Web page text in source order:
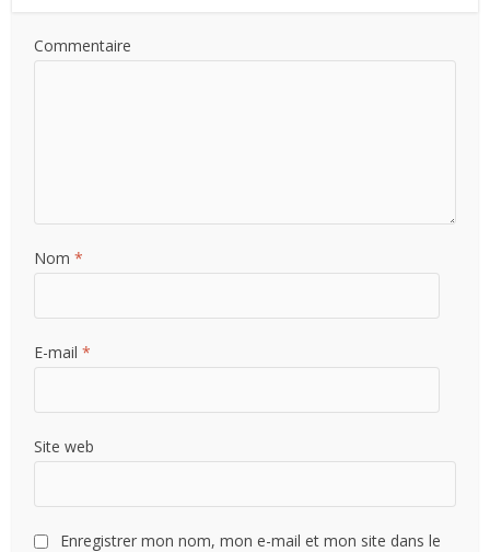
Commentaire
Nom*
E-mail*
Site web
Enregistrer mon nom, mon e-mail et mon site dans le